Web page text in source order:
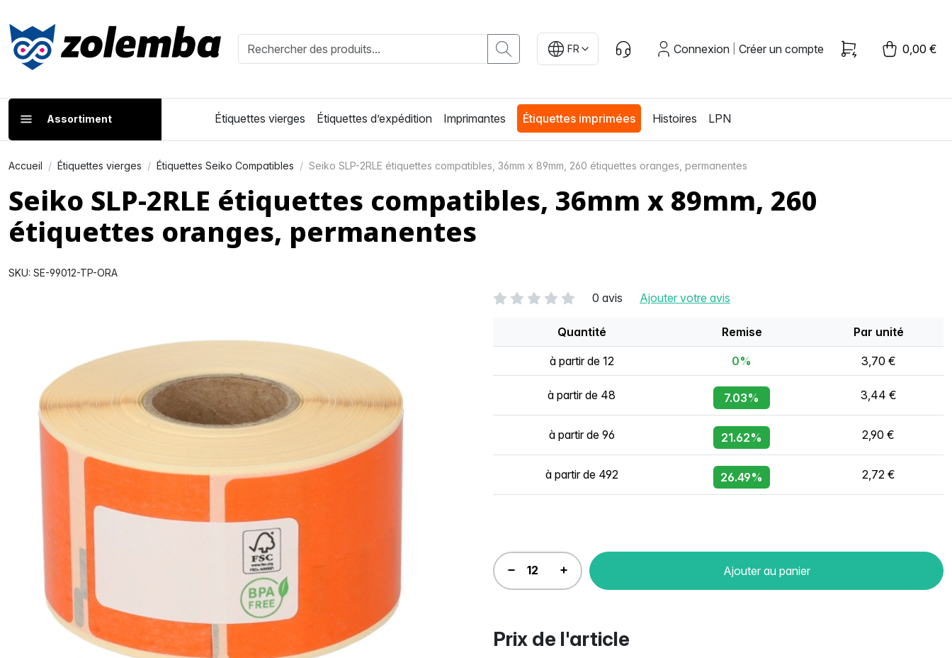
FR Connexion Créer un compte 0,00 €
Assortiment Étiquettes vierges Étiquettes d’expédition Imprimantes Étiquettes imprimées Histoires LPN
Accueil Étiquettes vierges Étiquettes Seiko Compatibles Seiko SLP-2RLE étiquettes compatibles, 36mm x 89mm, 260 étiquettes oranges, permanentes
Seiko SLP-2RLE étiquettes compatibles, 36mm x 89mm, 260
étiquettes oranges, permanentes
SKU: SE-99012-TP-ORA
0 avis Ajouter votre avis
Quantité Remise Par unité
à partir de 12 0% 3,70 €
à partir de 48 7.03% 3,44 €
à partir de 96 21.62% 2,90 €
à partir de 492 26.49% 2,72 €
Ajouter au panier
Prix de l'article